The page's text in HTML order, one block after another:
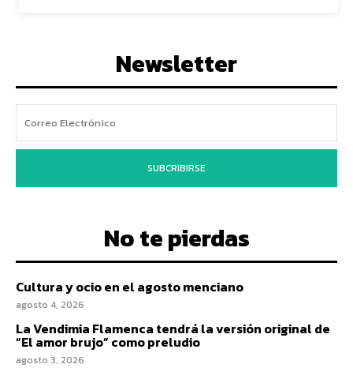
Newsletter
SUBCRIBIRSE
No te pierdas
Cultura y ocio en el agosto menciano
agosto 4, 2026
La Vendimia Flamenca tendrá la versión original de
“El amor brujo” como preludio
agosto 3, 2026